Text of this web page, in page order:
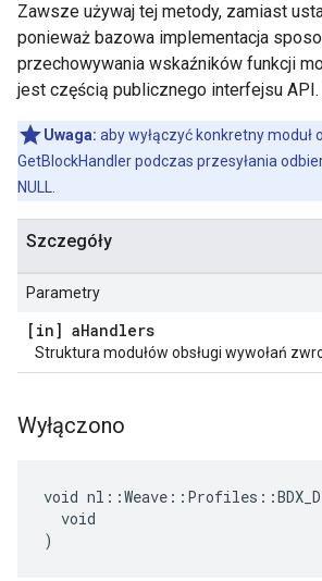
Zawsze używaj tej metody, zamiast
ponieważ bazowa implementacja
przechowywania wskaźników funkcji
jest częścią publicznego interfejsu API.
Uwaga: aby wyłączyć konkretny moduł
GetBlockHandler podczas przesyłania
NULL.
Szczegóły
Parametry
[in] aHandlers
Struktura modułów obsługi wywołań
Wyłączono
void
  void
)